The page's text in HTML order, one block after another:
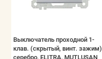
Выключатель проходной 1-
клав. (скрытый, винт. зажим)
серебро, ELITRA, MUTLUSAN